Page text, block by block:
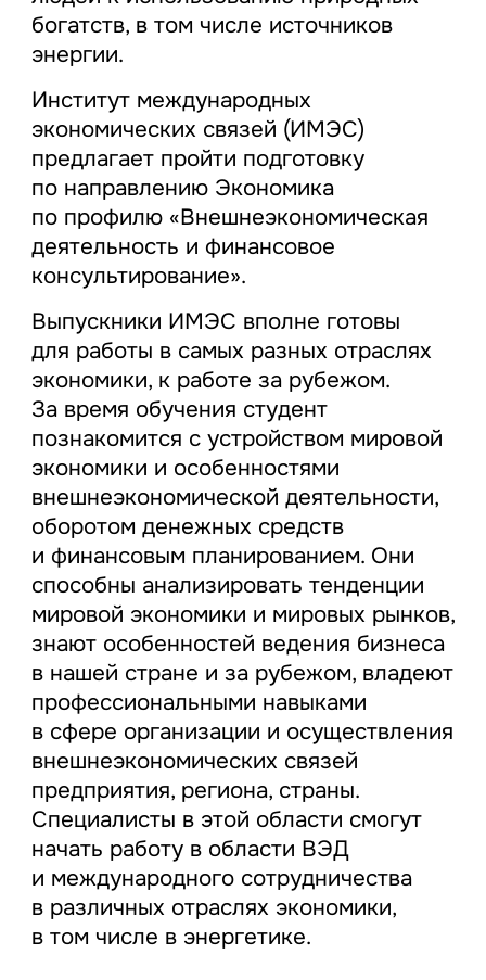
богатств, в том числе источников
энергии.
Институт международных
экономических связей (ИМЭС)
предлагает пройти подготовку
по направлению Экономика
по профилю «Внешнеэкономическая
деятельность и финансовое
консультирование».
Выпускники ИМЭС вполне готовы
для работы в самых разных отраслях
экономики, к работе за рубежом.
За время обучения студент
познакомится с устройством мировой
экономики и особенностями
внешнеэкономической деятельности,
оборотом денежных средств
и финансовым планированием. Они
способны анализировать тенденции
мировой экономики и мировых рынков,
знают особенностей ведения бизнеса
в нашей стране и за рубежом, владеют
профессиональными навыками
в сфере организации и осуществления
внешнеэкономических связей
предприятия, региона, страны.
Специалисты в этой области смогут
начать работу в области ВЭД
и международного сотрудничества
в различных отраслях экономики,
в том числе в энергетике.